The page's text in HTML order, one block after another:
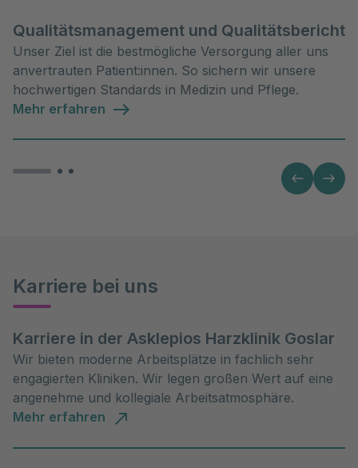
Qualitätsmanagement und Qualitätsbericht
Unser Ziel ist die bestmögliche Versorgung aller uns
anvertrauten Patient:innen. So sichern wir unsere
hochwertigen Standards in Medizin und Pflege.
Mehr erfahren
Karriere bei uns
Karriere in der Asklepios Harzklinik Goslar
Wir bieten moderne Arbeitsplätze in fachlich sehr
engagierten Kliniken. Wir legen großen Wert auf eine
angenehme und kollegiale Arbeitsatmosphäre.
Mehr erfahren